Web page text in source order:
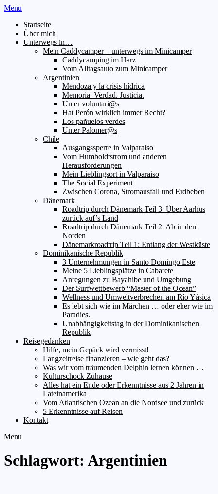
Menu
Startseite
Über mich
Unterwegs in…
Mein Caddycamper – unterwegs im Minicamper
Caddycamping im Harz
Vom Alltagsauto zum Minicamper
Argentinien
Mendoza y la crisis hídrica
Memoria. Verdad. Justicia.
Unter voluntari@s
Hat Perón wirklich immer Recht?
Los pañuelos verdes
Unter Palomer@s
Chile
Ausgangssperre in Valparaiso
Vom Humboldtstrom und anderen
Herausforderungen
Mein Lieblingsort in Valparaiso
The Social Experiment
Zwischen Corona, Stromausfall und Erdbeben
Dänemark
Roadtrip durch Dänemark Teil 3: Über Aarhus
zurück auf’s Land
Roadtrip durch Dänemark Teil 2: Ab in den
Norden
Dänemarkroadtrip Teil 1: Entlang der Westküste
Dominikanische Republik
3 Unternehmungen in Santo Domingo Este
Meine 5 Lieblingsplätze in Cabarete
Anregungen zu Bayahibe und Umgebung
Der Surfwettbewerb “Master of the Ocean”
Wellness und Umweltverbrechen am Río Yásica
Es lebt sich wie im Märchen … oder eher wie im
Paradies.
Unabhängigkeitstag in der Dominikanischen
Republik
Reisegedanken
Hilfe, mein Gepäck wird vermisst!
Langzeitreise finanzieren – wie geht das?
Was wir vom träumenden Delphin lernen können …
Kulturschock Zuhause
Alles hat ein Ende oder Erkenntnisse aus 2 Jahren in
Lateinamerika
Vom Atlantischen Ozean an die Nordsee und zurück
5 Erkenntnisse auf Reisen
Kontakt
Menu
Schlagwort: Argentinien